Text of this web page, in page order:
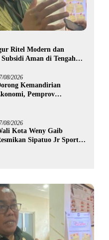
Ritel Modern dan
Aman di Tengah
08/2026
Kemandirian
Pemprov
395 Pelaku Usaha
08/2026
Kota Weny Gaib
Sipatuo Jr Sport